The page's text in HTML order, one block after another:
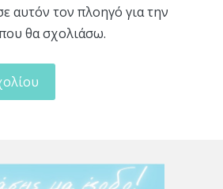
αυτόν τον πλοηγό για την
θα σχολιάσω.